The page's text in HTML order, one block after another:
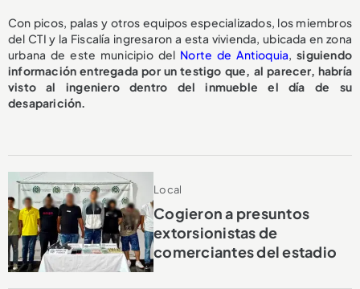
Con picos, palas y otros equipos especializados, los miembros
del CTI y la Fiscalía ingresaron a esta vivienda, ubicada en zona
urbana de este municipio del Norte de Antioquia, siguiendo
información entregada por un testigo que, al parecer, habría
visto al ingeniero dentro del inmueble el día de su
desaparición.
Local
Cogieron a presuntos
extorsionistas de
comerciantes del estadio